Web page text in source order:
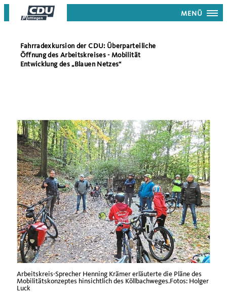
MENÜ
Fahrradexkursion der CDU: Überparteiliche
Öffnung des Arbeitskreises - Mobilität
Entwicklung des „Blauen Netzes“
Arbeitskreis-Sprecher Henning Krämer erläuterte die Pläne des
Mobilitätskonzeptes hinsichtlich des Köllbachweges.Fotos: Holger
Luck